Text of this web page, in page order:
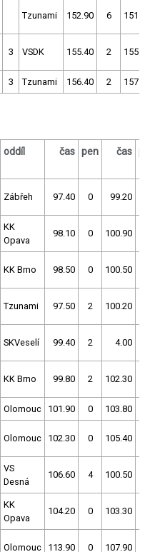
Tzunami 152.90 6 151.70
3 VSDK 155.40 2 155.40
3 Tzunami 156.40 2 157.30
oddíl čas pen čas
Zábřeh 97.40 0 99.20
KK
Opava
98.10 0 100.90
KK Brno 98.50 0 100.50
Tzunami 97.50 2 100.20
SKVeselí 99.40 2 4.00
KK Brno 99.80 2 102.30
Olomouc 101.90 0 103.80
Olomouc 102.30 0 105.40
VS
Desná
106.60 4 100.50
KK
Opava
104.20 0 103.30
Olomouc 113.90 0 107.90